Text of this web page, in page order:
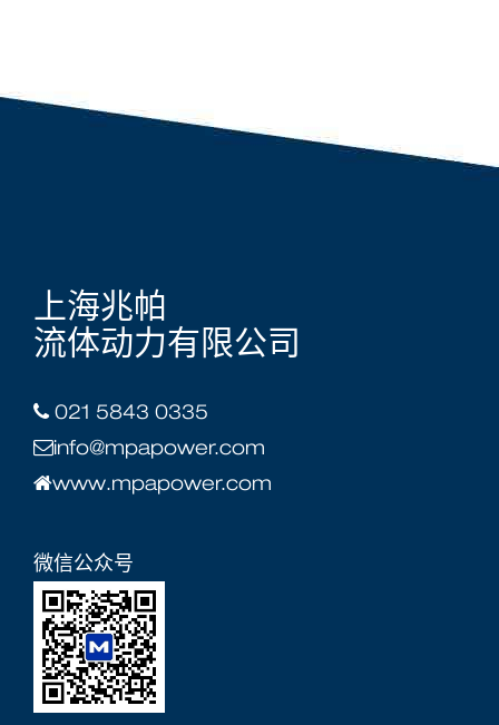
上海兆帕
流体动力有限公司
021 5843 0335
info@mpapower.com
www.mpapower.com
微信公众号